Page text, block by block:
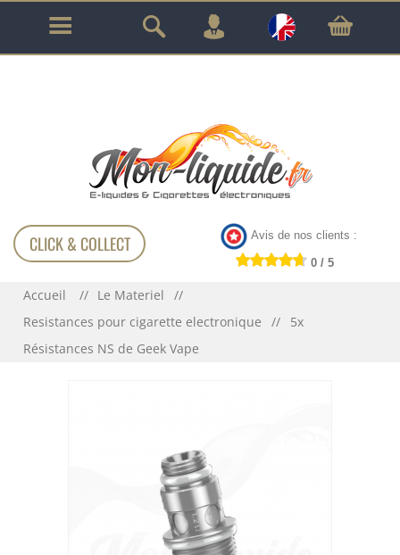
GARANTIE À VIE SUR TOUT LE MATÉRIEL
!!!
CLICK & COLLECT Avis de nos clients :
0 / 5
Accueil
Le Materiel
Resistances pour cigarette electronique
5x
Résistances NS de Geek Vape